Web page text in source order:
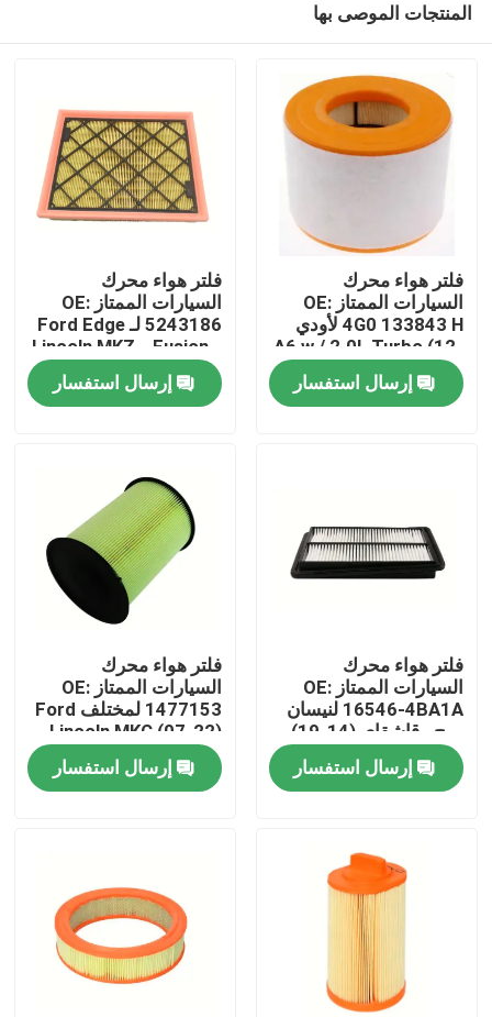
مسكن
جولة في المعمل
مراقبة الجودة
اتصل بنا
مرشحات هواء محرك السيارات
فلاتر هواء كابينة السيارات
المنتجات الموصى بها
فلتر هواء محرك
السيارات الممتاز OE:
4G0 133843 H لأودي
A6 w / 2.0L Turbo (12-
19)
إرسال استفسار
فلتر هواء محرك
السيارات الممتاز OE:
5243186 لـ Ford Edge
إرسال استفسار
فلتر هواء محرك
السيارات الممتاز OE:
16546-4BA1A لنيسان
روج ، قاشقاي (14-19)
وصف المنتج
إرسال استفسار
فلتر هواء محرك
السيارات الممتاز OE:
1477153 لمختلف Ford
، Lincoln MKC (07-22)
وصف المنتج
إرسال استفسار